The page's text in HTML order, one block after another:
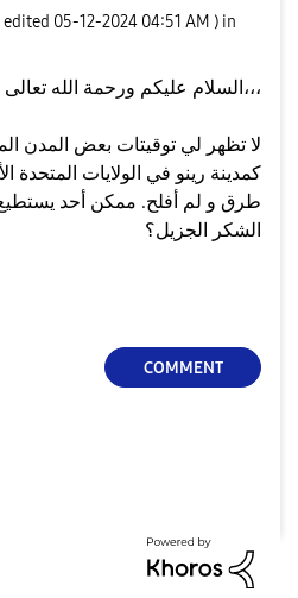
edited ‎05-12-2024 04:51 AM ) in
السلام عليكم ورحمة الله تعالى وبركاته،،،
لا تظهر لي توقيتات بعض المدن
كمدينة رينو في الولايات المتحدة
طرق و لم أفلح. ممكن أحد
الشكر الجزيل؟
COMMENT